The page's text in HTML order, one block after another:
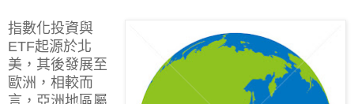
指數化投資與
ETF起源於北
美，其後發展至
歐洲，相較而
言，亞洲地區屬